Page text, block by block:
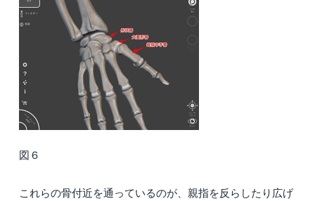
図６
これらの骨付近を通っているのが、親指を反らしたり広げ